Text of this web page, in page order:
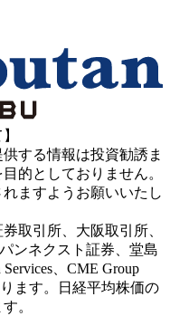
する情報は投資勧誘ま
的としておりません。
ますようお願いいたし
取引所、大阪取引所、
ンネクスト証券、堂島
、CME Group
ます。日経平均株価の
。